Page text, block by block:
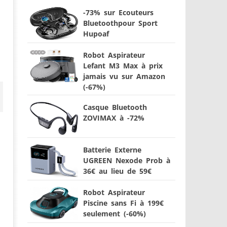
-73% sur Ecouteurs
Bluetoothpour Sport
Hupoaf
Robot Aspirateur
Lefant M3 Max à prix
jamais vu sur Amazon
(-67%)
Casque Bluetooth
ZOVIMAX à -72%
Batterie Externe
UGREEN Nexode Prob à
36€ au lieu de 59€
Robot Aspirateur
Piscine sans Fi à 199€
seulement (-60%)